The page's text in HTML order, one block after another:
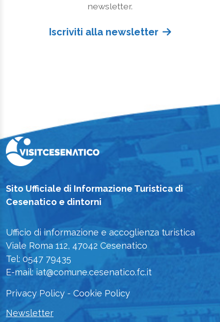
newsletter.
Iscriviti alla newsletter
Sito Ufficiale di Informazione Turistica di
Cesenatico e dintorni
Ufficio di informazione e accoglienza turistica
Viale Roma 112, 47042 Cesenatico
Tel: 0547 79435
E-mail: iat@comune.cesenatico.fc.it
Privacy Policy - Cookie Policy
Newsletter